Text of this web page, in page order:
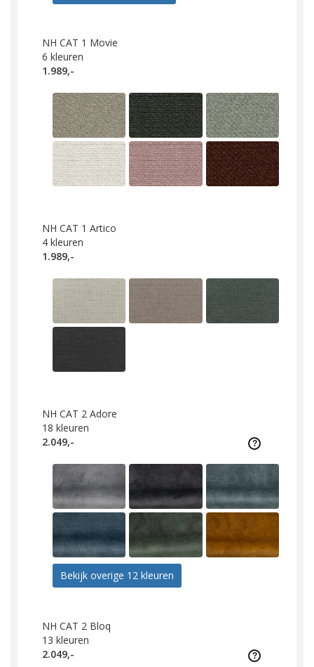
NH CAT 1 Movie
6 kleuren
1.989,-
NH CAT 1 Artico
4 kleuren
1.989,-
NH CAT 2 Adore
18 kleuren
2.049,-
Bekijk overige 12 kleuren
NH CAT 2 Bloq
13 kleuren
2.049,-